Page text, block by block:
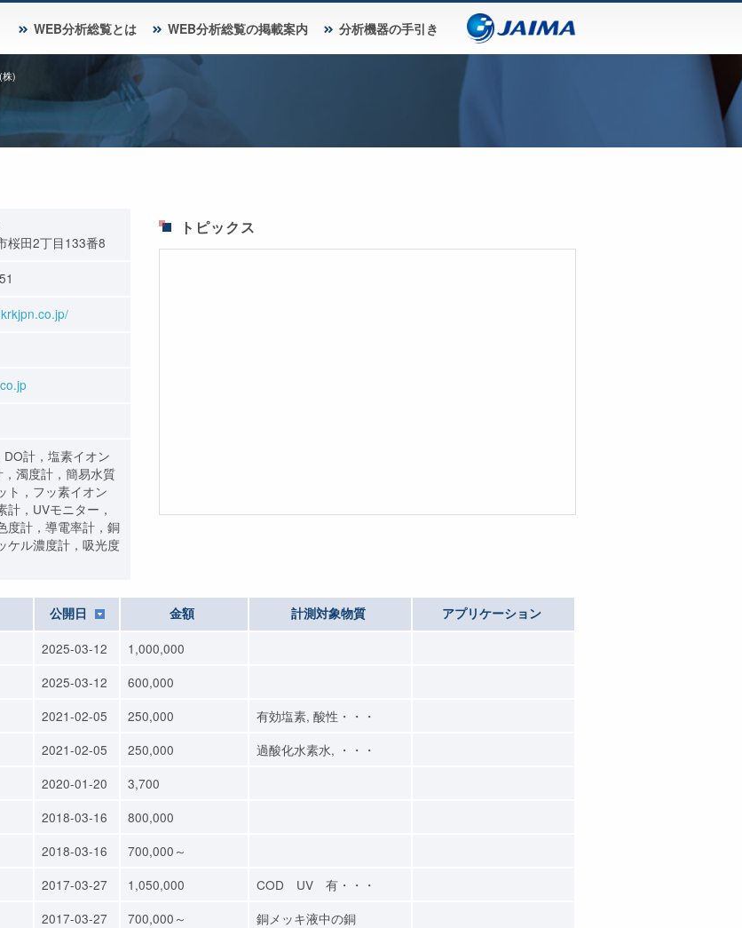
WEB分析総覧とは WEB分析総覧の掲載案内 分析機器の手引き
)
桜田2丁目133番8
計，塩素イオン
濁度計，簡易水質
ト，フッ素イオン
計，UVモニター，
度計，導電率計，銅
ケル濃度計，吸光度
トピックス
公開日 金額 計測対象物質 アプリケーション
2025-03-12
1,000,000
2025-03-12
600,000
2021-02-05 250,000
有効塩素, 酸性・・・
2021-02-05 250,000
過酸化水素水, ・・・
2020-01-20
3,700
2018-03-16
800,000
2018-03-16
700,000～
2017-03-27 1,050,000
COD UV 有・・・
2017-03-27 700,000～
銅メッキ液中の銅